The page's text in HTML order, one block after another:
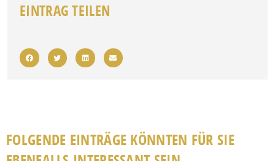
EINTRAG TEILEN
FOLGENDE EINTRÄGE KÖNNTEN FÜR SIE